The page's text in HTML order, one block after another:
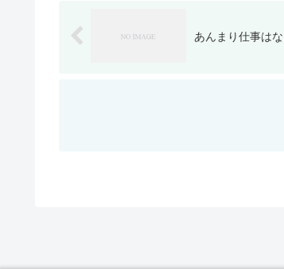
あんまり仕事は